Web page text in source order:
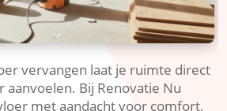
vervangen laat je ruimte direct
Bij Renovatie Nu
met aandacht voor comfort,